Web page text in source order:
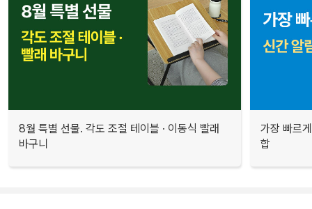
8월 특별 선물. 각도 조절 테이블 · 이동식 빨래
바구니
가장 빠르
합